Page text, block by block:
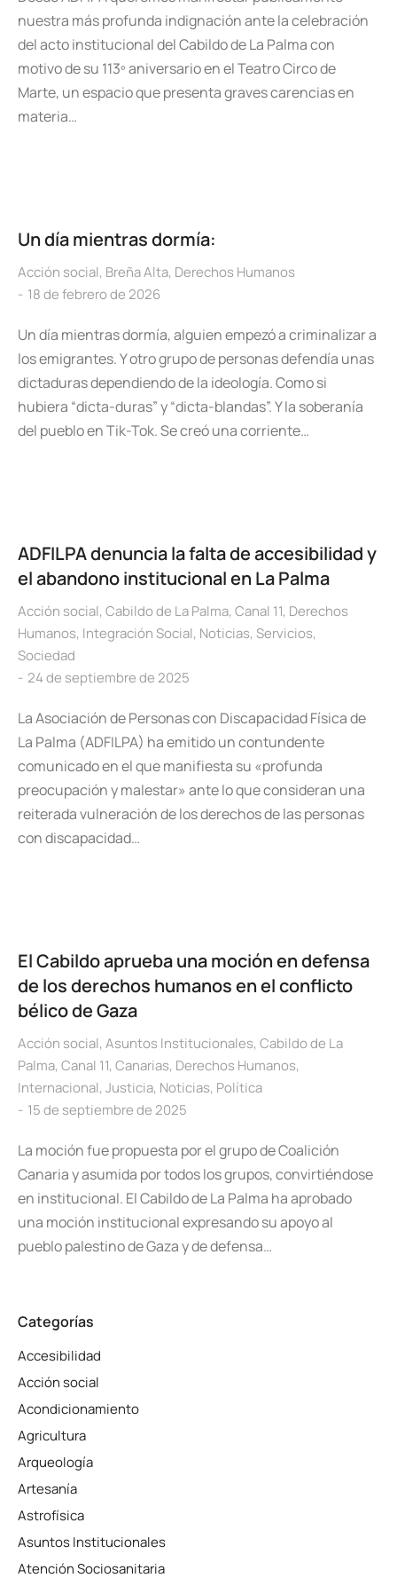
nuestra más profunda indignación ante la celebración
del acto institucional del Cabildo de La Palma con
motivo de su 113º aniversario en el Teatro Circo de
Marte, un espacio que presenta graves carencias en
materia…
Un día mientras dormía:
Acción social, Breña Alta, Derechos Humanos
18 de febrero de 2026
Un día mientras dormía, alguien empezó a criminalizar a
los emigrantes. Y otro grupo de personas defendía unas
dictaduras dependiendo de la ideología. Como si
hubiera “dicta-duras” y “dicta-blandas”. Y la soberanía
del pueblo en Tik-Tok. Se creó una corriente…
ADFILPA denuncia la falta de accesibilidad y
el abandono institucional en La Palma
Acción social, Cabildo de La Palma, Canal 11, Derechos
Humanos, Integración Social, Noticias, Servicios,
Sociedad
24 de septiembre de 2025
La Asociación de Personas con Discapacidad Física de
La Palma (ADFILPA) ha emitido un contundente
comunicado en el que manifiesta su «profunda
preocupación y malestar» ante lo que consideran una
reiterada vulneración de los derechos de las personas
con discapacidad…
El Cabildo aprueba una moción en defensa
de los derechos humanos en el conflicto
bélico de Gaza
Acción social, Asuntos Institucionales, Cabildo de La
Palma, Canal 11, Canarias, Derechos Humanos,
Internacional, Justicia, Noticias, Política
15 de septiembre de 2025
La moción fue propuesta por el grupo de Coalición
Canaria y asumida por todos los grupos, convirtiéndose
en institucional. El Cabildo de La Palma ha aprobado
una moción institucional expresando su apoyo al
pueblo palestino de Gaza y de defensa…
Categorías
Accesibilidad
Acción social
Acondicionamiento
Agricultura
Arqueología
Artesanía
Astrofísica
Asuntos Institucionales
Atención Sociosanitaria